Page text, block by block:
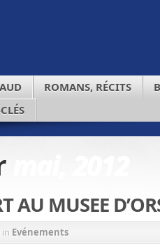
ROMANS, RÉCITS
AU MUSEE
in Evénements